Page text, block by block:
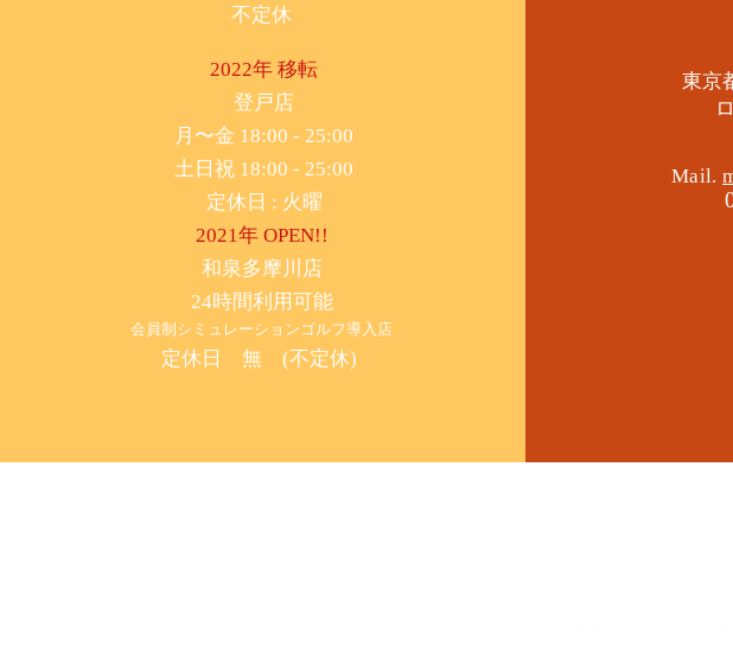
不定休
2022年 移転
​登戸店
月〜金 18:00 - 25:00
土日祝 18:00 - 25:00
​定休日 : 火曜
2021年 OPEN!!
​和泉多摩川店
24時間利用可能
​会員制シミュレーションゴルフ導入店
定休日 無 (不定休)
東京
Mail.